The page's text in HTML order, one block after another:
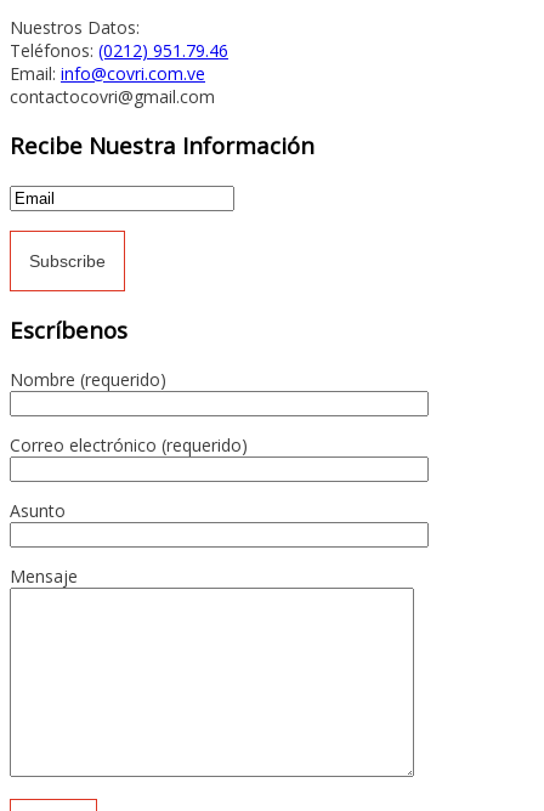
Nuestros Datos:
Teléfonos: (0212) 951.79.46
Email: info@covri.com.ve
contactocovri@gmail.com
Recibe Nuestra Información
Escríbenos
Nombre (requerido)
Correo electrónico (requerido)
Asunto
Mensaje